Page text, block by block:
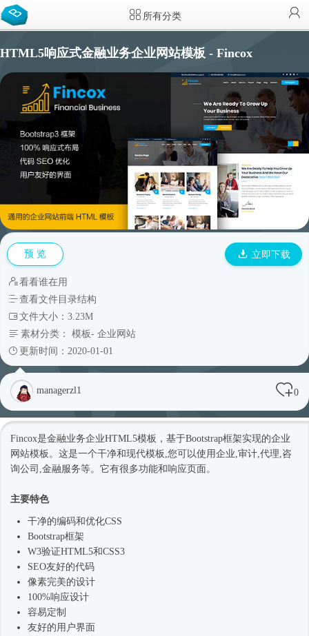
所有分类
HTML5响应式金融业务企业网站模板 - Fincox
预 览 立即下载
看看谁在用
查看文件目录结构
文件大小：3.23M
素材分类： 模板- 企业网站
更新时间：2020-01-01
managerzl1 0
Fincox是金融业务企业HTML5模板 ，基于Bootstrap框架实现的企业
网站模板 。这是一个干净和现代模板,您可以使用企业,审计,代理,咨
询公司,金融服务等。它有很多功能和响应页面。
主要特色
干净的编码和优化CSS
Bootstrap框架
W3验证HTML5和CSS3
SEO友好的代码
像素完美的设计
100%响应设计
容易定制
友好的用户界面